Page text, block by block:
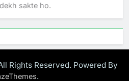
sakte ho.
Rights Reserved. Powered By
.